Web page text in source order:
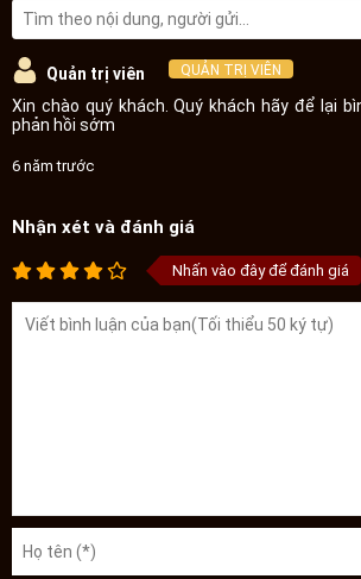
Quản trị viên QUẢN TRỊ VIÊN
Xin chào quý khách. Quý khách hãy để lại
phản hồi sớm
6 năm trước
Nhận xét và đánh giá
Nhấn vào đây để đánh giá